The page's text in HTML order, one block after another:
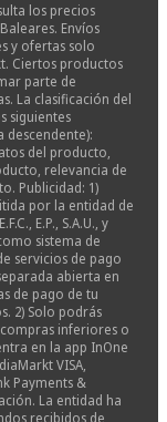
los precios
Envíos
y ofertas solo
Ciertos productos
parte de
La clasificación del
siguientes
del producto,
relevancia de
Publicidad: 1)
por la entidad de
E.P., S.A.U., y
sistema de
servicios de pago
abierta en
de pago de tu
2) Solo podrás
inferiores o
en la app InOne
VISA,
Payments &
La entidad ha